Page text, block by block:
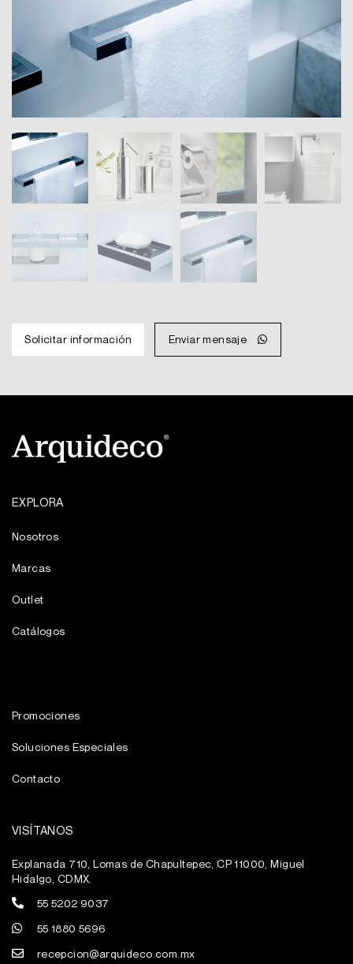
Solicitar información Enviar mensaje
EXPLORA
Nosotros
Marcas
Outlet
Catálogos
Promociones
Soluciones Especiales
Contacto
VISÍTANOS
Explanada 710, Lomas de Chapultepec, CP 11000, Miguel
Hidalgo, CDMX.
55 5202 9037
55 1880 5696
recepcion@arquideco.com.mx